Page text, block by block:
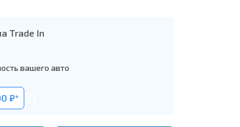
Trade In
вашего авто
₽*